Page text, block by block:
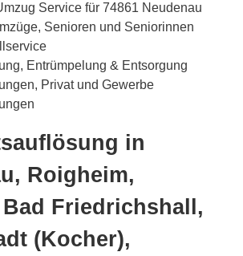
Service für 74861 Neudenau
Senioren und Seniorinnen
Entrümpelung & Entsorgung
Privat und Gewerbe
in
Roigheim,
Friedrichshall,
(Kocher),